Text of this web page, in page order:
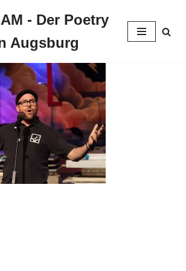
- Der Poetry
Augsburg